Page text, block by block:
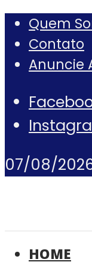
Quem
Contato
Anuncie
07/08/
HOME